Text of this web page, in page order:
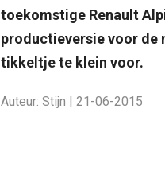
toekomstige Renault
productieversie voor de
tikkeltje te klein voor.
Auteur: Stijn | 21-06-2015